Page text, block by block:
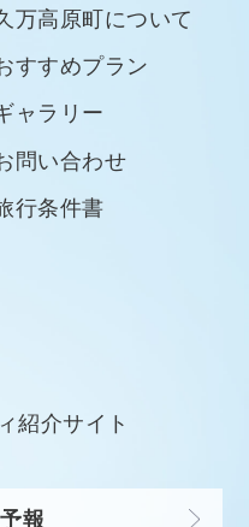
万高原町について
すすめプラン
ャラリー
問い合わせ
行条件書
紹介サイト
報